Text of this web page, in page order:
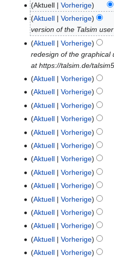
10.
Juli
2025
Aktuell Vorherige
K
e
i
n
e
a
r
b
i
t
u
n
g
z
u
s
a
m
Aktuell Vorherige
version of the Talsim
Aktuell
Vorherige
redesign of the graphical
at https://talsim.de/
Aktuell
Vorherige
22.
April
2024
Aktuell Vorherige
Aktuell
Vorherige
K
i
n
e
B
e
r
b
e
i
t
26.
Januar
2024
Aktuell Vorherige
K
i
n
e
B
e
r
b
e
i
16.
September
2022
Aktuell Vorherige
K
n
e
B
e
r
b
e
Aktuell Vorherige
K
i
n
e
B
e
r
b
Aktuell Vorherige
K
i
n
e
B
e
Aktuell Vorherige
K
i
n
e
B
e
15.
September
2022
Aktuell Vorherige
K
i
n
e
B
15.
Juli
2021
Aktuell Vorherige
Aktuell
Vorherige
K
i
n
8.
März
2021
Aktuell Vorherige
K
23.
Februar
Aktuell Vorherige
K
11.
Aktuell Vorherige